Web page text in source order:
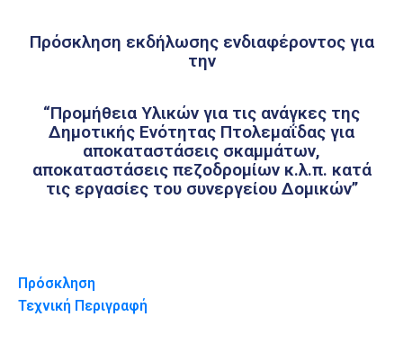
Πρόσκληση εκδήλωσης ενδιαφέροντος για
την
“Προμήθεια Υλικών για τις ανάγκες της
Δημοτικής Ενότητας Πτολεμαΐδας για
αποκαταστάσεις σκαμμάτων,
αποκαταστάσεις πεζοδρομίων κ.λ.π. κατά
τις εργασίες του συνεργείου Δομικών”
Πρόσκληση
Τεχνική Περιγραφή